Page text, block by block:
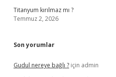
Titanyum kırılmaz mı ?
Temmuz 2, 2026
Son yorumlar
Gudul nereye bağlı ? için admin